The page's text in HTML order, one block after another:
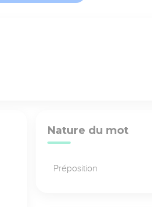
Nature du mot
Préposition